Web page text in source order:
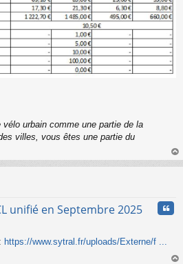
urbain comme une partie de la
villes, vous êtes une partie du
au
unifié en Septembre 2025
https://www.sytral.fr/uploads/Externe/f ...